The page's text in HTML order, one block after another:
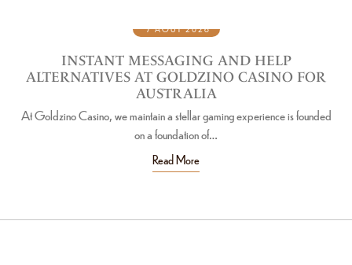
7 AOÛT 2026
INSTANT MESSAGING AND HELP
ALTERNATIVES AT GOLDZINO CASINO FOR
AUSTRALIA
At Goldzino Casino, we maintain a stellar gaming experience is founded
on a foundation of…
Read More